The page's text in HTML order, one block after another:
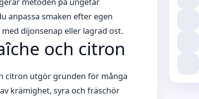
anpassa smaken efter egen
dijonsenap eller lagrad ost.
och citron
citron utgör grunden för många
krämighet, syra och fräschör